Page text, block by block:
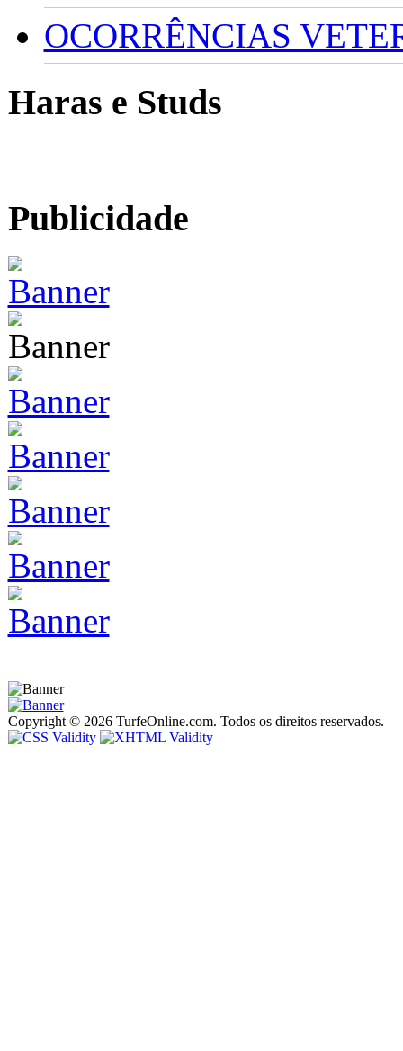
OCORRÊNCIAS
Haras e Studs
Publicidade
Copyright © 2026 TurfeOnline.com. Todos os direitos reservados.